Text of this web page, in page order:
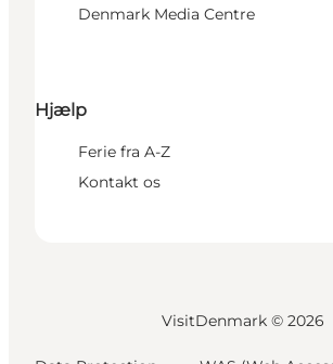
Denmark Media Centre
Hjælp
Ferie fra A-Z
Kontakt os
VisitDenmark © 2026